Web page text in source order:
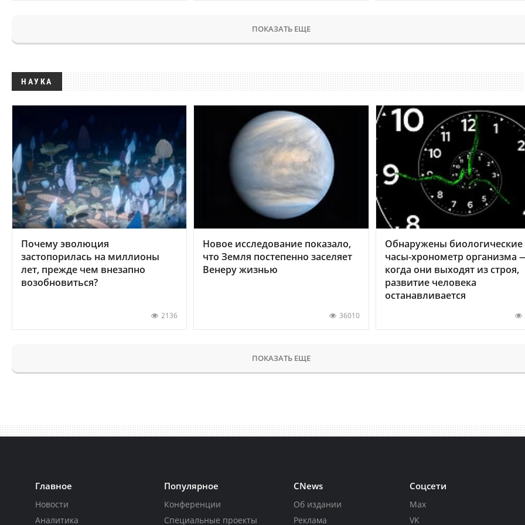
ПОКАЗАТЬ ЕЩЕ
НАУКА
Почему эволюция
застопорилась на миллионы
лет, прежде чем внезапно
возобновиться?
2136
Новое исследование показало,
что Земля постепенно заселяет
Венеру жизнью
36010
Обнаружены биологические
часы-хронометр организма
когда они выходят из строя,
развитие человека
останавливается
ПОКАЗАТЬ ЕЩЕ
Главное
Новости
Аналитика
Популярное
Конференции
Специальные проекты
CNews
Об издании
Реклама
Соцсети
Max
VK